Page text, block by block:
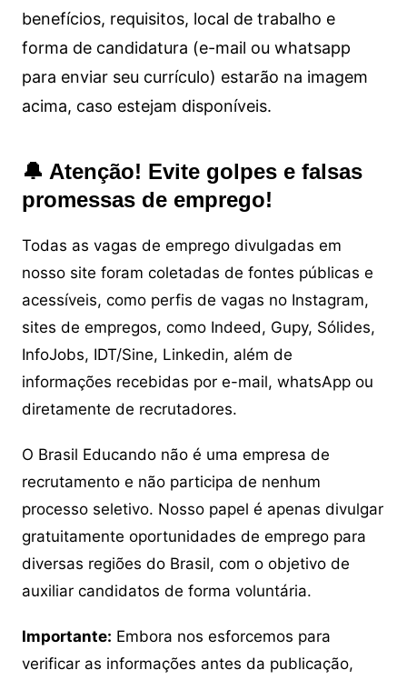
benefícios, requisitos, local de trabalho e
forma de candidatura (e-mail ou whatsapp
para enviar seu currículo) estarão na imagem
acima, caso estejam disponíveis.
🔔 Atenção! Evite golpes e falsas
promessas de emprego!
Todas as vagas de emprego divulgadas em
nosso site foram coletadas de fontes públicas e
acessíveis, como perfis de vagas no Instagram,
sites de empregos, como Indeed, Gupy, Sólides,
InfoJobs, IDT/Sine, Linkedin, além de
informações recebidas por e-mail, whatsApp ou
diretamente de recrutadores.
O Brasil Educando não é uma empresa de
recrutamento e não participa de nenhum
processo seletivo. Nosso papel é apenas divulgar
gratuitamente oportunidades de emprego para
diversas regiões do Brasil, com o objetivo de
auxiliar candidatos de forma voluntária.
Importante: Embora nos esforcemos para
verificar as informações antes da publicação,